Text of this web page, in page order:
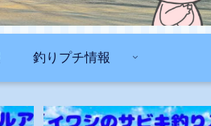
釣りプチ情報